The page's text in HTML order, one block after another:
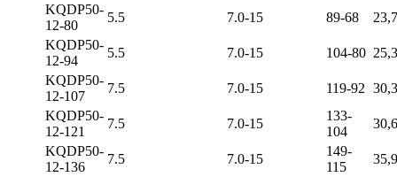
KQDP50-
12-80
5.5 7.0-15 89-68
KQDP50-
12-94
5.5 7.0-15 104-80
KQDP50-
12-107
7.5 7.0-15 119-92
KQDP50-
12-121
7.5 7.0-15
133-
104
KQDP50-
12-136
7.5 7.0-15
149-
115